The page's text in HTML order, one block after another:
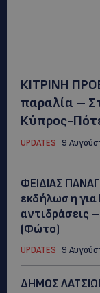
ΚΙΤΡΙΝΗ
παραλία –
Κύπρος-
UPDATES 9
ΦΕΙΔΙΑΣ
εκδήλωση για
αντιδράσεις
(Φώτο)
UPDATES 9
ΔΗΜΟΣ